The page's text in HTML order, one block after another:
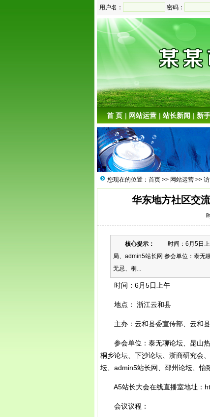
用户名： 密码：
首 页 | 网站运营 |站长新闻 | 新
您现在的位置： 首页 >> 网站运营 >>
华东地方社区交
核心提示：
时间：6月5日上
局、admin5站长网 参会单位：泰无
无忌、桐...
时间：6月5日上午
地点： 浙江云和县
主办：云和县委宣传部、云和县
参会单位：泰无聊论坛、昆山热
桐乡论坛、下沙论坛、浙商研究会
坛、admin5站长网、邳州论坛、怡
A5站长大会在线直播室地址：
会议议程：